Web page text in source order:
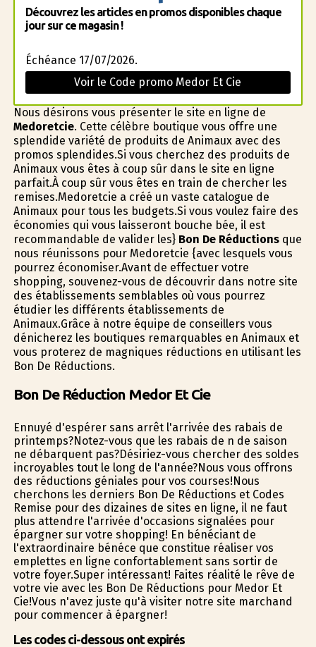
Découvrez les articles en promos disponibles chaque
jour sur ce magasin !
Échéance 17/07/2026.
Voir le Code promo Medor Et Cie
Nous désirons vous présenter le site en ligne de
Medoretcie. Cette célèbre boutique vous offre une
splendide variété de produits de Animaux avec des
promos splendides.Si vous cherchez des produits de
Animaux vous êtes à coup sûr dans le site en ligne
parfait.À coup sûr vous êtes en train de chercher les
remises.Medoretcie a créé un vaste catalogue de
Animaux pour tous les budgets.Si vous voulez faire des
économies qui vous laisseront bouche bée, il est
recommandable de valider les} Bon De Réductionsque
nous réunissons pour Medoretcie {avec lesquels vous
pourrez économiser.Avant de effectuer votre
shopping, souvenez-vous de découvrir dans notre site
des établissements semblables où vous pourrez
étudier les différents établissements de
Animaux.Grâce à notre équipe de conseillers vous
dénicherez les boutiques remarquables en Animaux et
vous profiterez de magnifiques réductions en utilisant les
Bon De Réductions.
Bon De Réduction Medor Et Cie
Ennuyé d'espérer sans arrêt l'arrivée des rabais de
printemps?Notez-vous que les rabais de fin de saison
ne débarquent pas?Désiriez-vous chercher des soldes
incroyables tout le long de l'année?Nous vous offrons
des réductions géniales pour vos courses!Nous
cherchons les derniers Bon De Réductions et Codes
Remise pour des dizaines de sites en ligne, il ne faut
plus attendre l'arrivée d'occasions signalées pour
épargner sur votre shopping! En bénéficiant de
l'extraordinaire bénéfice que constitue réaliser vos
emplettes en ligne confortablement sans sortir de
votre foyer.Super intéressant! Faites réalité le rêve de
votre vie avec les Bon De Réductions pour Medor Et
Cie!Vous n'avez juste qu'à visiter notre site marchand
pour commencer à épargner!
Les codes ci-dessous ont expirés